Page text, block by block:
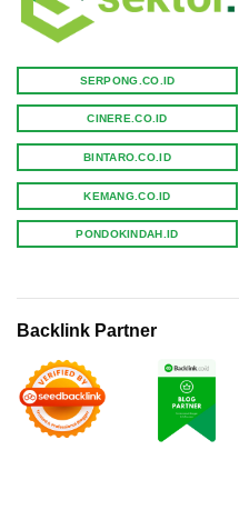
SERPONG.CO.ID
CINERE.CO.ID
BINTARO.CO.ID
KEMANG.CO.ID
PONDOKINDAH.ID
Backlink Partner